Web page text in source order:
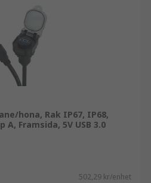
hona, Rak IP67, IP68,
A, Framsida, 5V USB 3.0
502,29 kr/enhet